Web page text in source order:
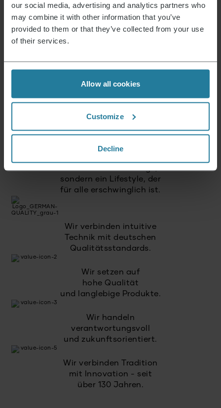
our social media, advertising and analytics partners who
may combine it with other information that you’ve
provided to them or that they’ve collected from your use
of their services.
Allow all cookies
Customize
Decline
AUSVERKAUFT
Dafür stehen wir.
Nicht Luxus für wenige,
sondern ein Lifestyle, der
für alle erschwinglich ist.
Wir verbinden intuitive
Technik mit deutschen
Qualitätsstandards.
Wir setzen auf
hohe Qualität
und langlebige Produkte.
Wir handeln
verantwortungsvoll
und zukunftsorientiert.
Wir verbinden Tradition
mit Innovation - seit
über 130 Jahren.